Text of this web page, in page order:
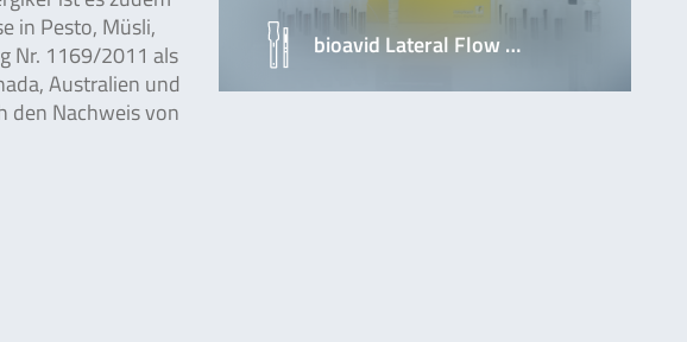
in Pesto, Müsli,
Nr. 1169/2011 als
Australien und
den Nachweis von
bioavid Lateral Flow …